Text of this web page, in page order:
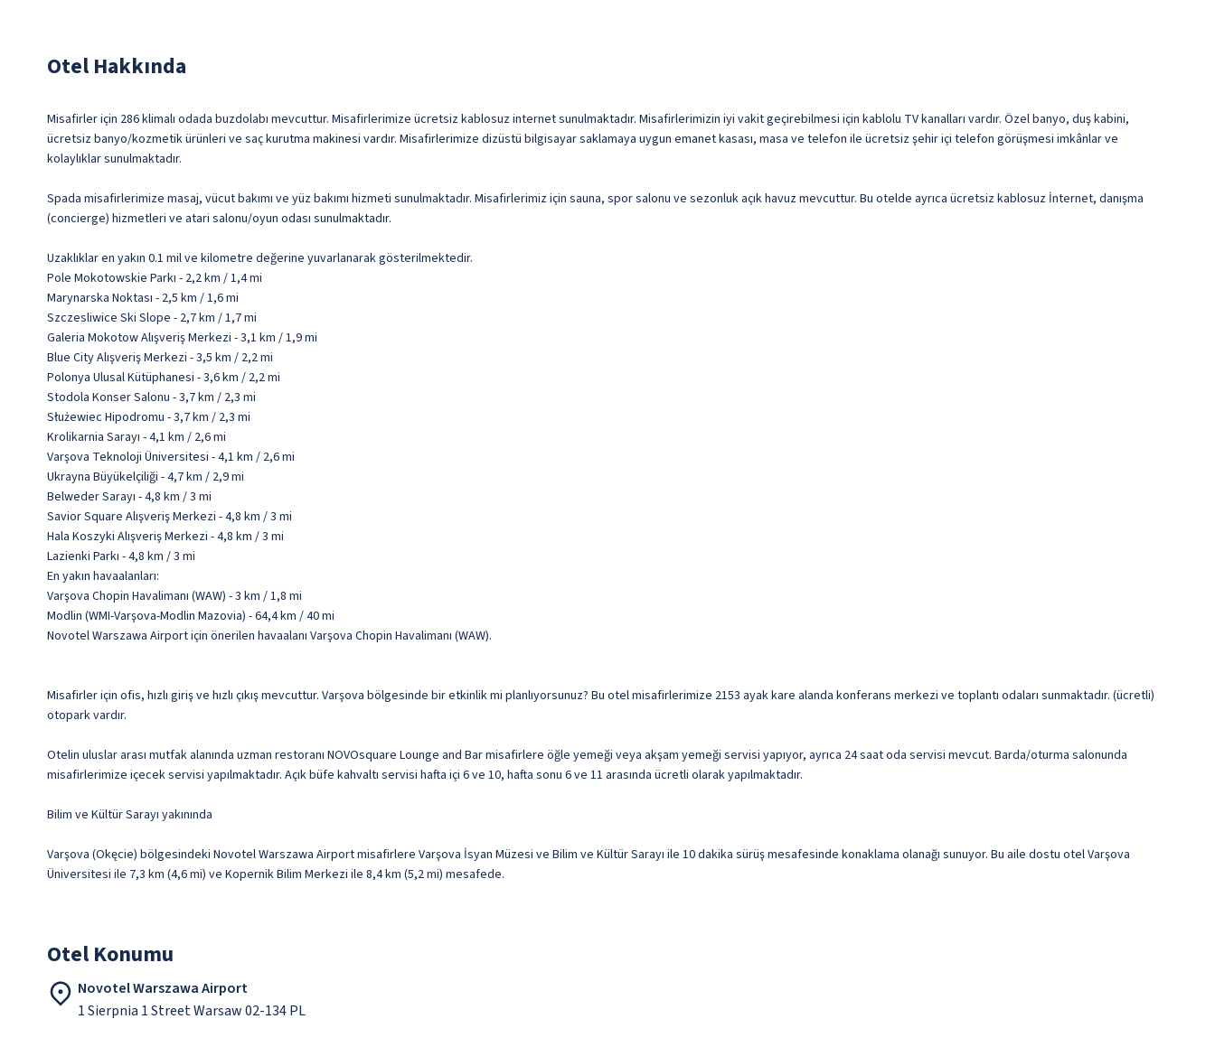
Otel Hakkında
Misafirler için 286 klimalı odada buzdolabı mevcuttur. Misafirlerimize ücretsiz kablosuz internet sunulmaktadır. Misafirlerimizin iyi vakit geçirebilmesi için kablolu TV kanalları vardır. Özel banyo, duş kabini,
ücretsiz banyo/kozmetik ürünleri ve saç kurutma makinesi vardır. Misafirlerimize dizüstü bilgisayar saklamaya uygun emanet kasası, masa ve telefon ile ücretsiz şehir içi telefon görüşmesi imkânlar ve
kolaylıklar sunulmaktadır.
Spada misafirlerimize masaj, vücut bakımı ve yüz bakımı hizmeti sunulmaktadır. Misafirlerimiz için sauna, spor salonu ve sezonluk açık havuz mevcuttur. Bu otelde ayrıca ücretsiz kablosuz İnternet, danışma
(concierge) hizmetleri ve atari salonu/oyun odası sunulmaktadır.
Uzaklıklar en yakın 0.1 mil ve kilometre değerine yuvarlanarak gösterilmektedir.
Pole Mokotowskie Parkı - 2,2 km / 1,4 mi
Marynarska Noktası - 2,5 km / 1,6 mi
Szczesliwice Ski Slope - 2,7 km / 1,7 mi
Galeria Mokotow Alışveriş Merkezi - 3,1 km / 1,9 mi
Blue City Alışveriş Merkezi - 3,5 km / 2,2 mi
Polonya Ulusal Kütüphanesi - 3,6 km / 2,2 mi
Stodola Konser Salonu - 3,7 km / 2,3 mi
Służewiec Hipodromu - 3,7 km / 2,3 mi
Krolikarnia Sarayı - 4,1 km / 2,6 mi
Varşova Teknoloji Üniversitesi - 4,1 km / 2,6 mi
Ukrayna Büyükelçiliği - 4,7 km / 2,9 mi
Belweder Sarayı - 4,8 km / 3 mi
Savior Square Alışveriş Merkezi - 4,8 km / 3 mi
Hala Koszyki Alışveriş Merkezi - 4,8 km / 3 mi
Lazienki Parkı - 4,8 km / 3 mi
En yakın havaalanları:
Varşova Chopin Havalimanı (WAW) - 3 km / 1,8 mi
Modlin (WMI-Varşova-Modlin Mazovia) - 64,4 km / 40 mi
Novotel Warszawa Airport için önerilen havaalanı Varşova Chopin Havalimanı (WAW).
Misafirler için ofis, hızlı giriş ve hızlı çıkış mevcuttur. Varşova bölgesinde bir etkinlik mi planlıyorsunuz? Bu otel misafirlerimize 2153 ayak kare alanda konferans merkezi ve toplantı odaları sunmaktadır. (ücretli)
otopark vardır.
Otelin uluslar arası mutfak alanında uzman restoranı NOVOsquare Lounge and Bar misafirlere öğle yemeği veya akşam yemeği servisi yapıyor, ayrıca 24 saat oda servisi mevcut. Barda/oturma salonunda
misafirlerimize içecek servisi yapılmaktadır. Açık büfe kahvaltı servisi hafta içi 6 ve 10, hafta sonu 6 ve 11 arasında ücretli olarak yapılmaktadır.
Bilim ve Kültür Sarayı yakınında
Varşova (Okęcie) bölgesindeki Novotel Warszawa Airport misafirlere Varşova İsyan Müzesi ve Bilim ve Kültür Sarayı ile 10 dakika sürüş mesafesinde konaklama olanağı sunuyor. Bu aile dostu otel Varşova
Üniversitesi ile 7,3 km (4,6 mi) ve Kopernik Bilim Merkezi ile 8,4 km (5,2 mi) mesafede.
Otel Konumu
Novotel Warszawa Airport
1 Sierpnia 1 Street Warsaw 02-134 PL